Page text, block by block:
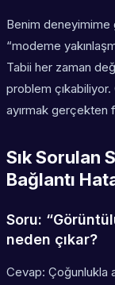
Benim deneyimime
“modeme
Tabii her zaman
problem
ayırmak gerçekten
Sık Sorulan
Bağlantı
Soru:
neden çıkar?
Cevap: Çoğunlukla